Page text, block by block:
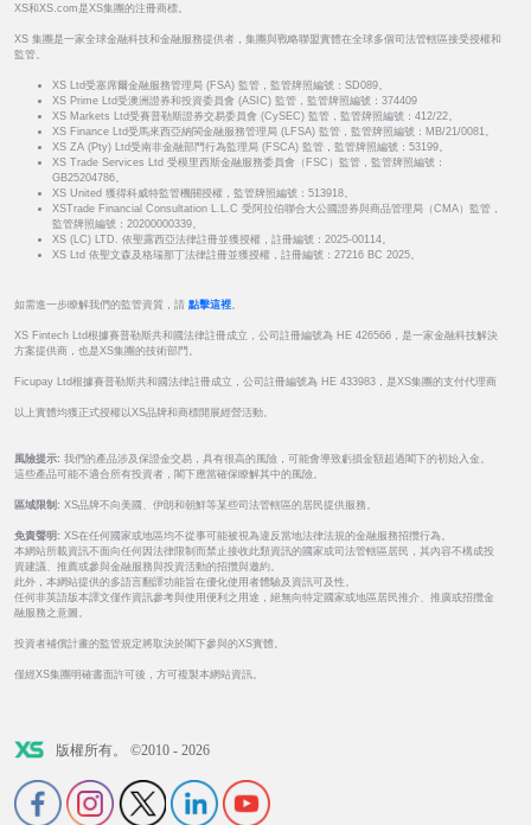
XS和XS.com是XS集團的注冊商標。
XS 集團是一家全球金融科技和金融服務提供者，集團與戰略聯盟實體在全球多個司法管轄區接受授權和
監管。
XS Ltd受塞席爾金融服務管理局 (FSA) 監管，監管牌照編號：SD089。
XS Prime Ltd受澳洲證券和投資委員會 (ASIC) 監管，監管牌照編號：374409
XS Markets Ltd受賽普勒斯證券交易委員會 (CySEC) 監管，監管牌照編號：412/22。
XS Finance Ltd受馬來西亞納閩金融服務管理局 (LFSA) 監管，監管牌照編號：MB/21/0081。
XS ZA (Pty) Ltd受南非金融部門行為監理局 (FSCA) 監管，監管牌照編號：53199。
XS Trade Services Ltd 受模里西斯金融服務委員會（FSC）監管，監管牌照編號：
GB25204786。
XS United 獲得科威特監管機關授權，監管牌照編號：513918。
XSTrade Financial Consultation L.L.C 受阿拉伯聯合大公國證券與商品管理局（CMA）監管，
監管牌照編號：20200000339。
XS (LC) LTD. 依聖露西亞法律註冊並獲授權，註冊編號：2025-00114。
XS Ltd 依聖文森及格瑞那丁法律註冊並獲授權，註冊編號：27216 BC 2025。
如需進一步瞭解我們的監管資質，請 點擊這裡
XS Fintech Ltd根據賽普勒斯共和國法律註冊成立，公司註冊編號為 HE 426566，是一家金融科技解決
方案提供商，也是XS集團的技術部門。
Ficupay Ltd根據賽普勒斯共和國法律註冊成立，公司註冊編號為 HE 433983，是XS集團的支付代理商
以上實體均獲正式授權以XS品牌和商標開展經營活動。
風險提示: 我們的產品涉及保證金交易，具有很高的風險，可能會導致虧損金額超過閣下的初始入金。
這些產品可能不適合所有投資者，閣下應當確保瞭解其中的風險。
區域限制: XS品牌不向美國、伊朗和朝鮮等某些司法管轄區的居民提供服務。
免責聲明: XS在任何國家或地區均不從事可能被視為違反當地法律法規的金融服務招攬行為。
本網站所載資訊不面向任何因法律限制而禁止接收此類資訊的國家或司法管轄區居民，其內容不構成投
資建議、推薦或參與金融服務與投資活動的招攬與邀約。
此外，本網站提供的多語言翻譯功能旨在優化使用者體驗及資訊可及性。
任何非英語版本譯文僅作資訊參考與使用便利之用途，絕無向特定國家或地區居民推介、推廣或招攬金
融服務之意圖。
投資者補償計畫的監管規定將取決於閣下參與的XS實體。
僅經XS集團明確書面許可後，方可複製本網站資訊。
版權所有。 ©2010 - 2026